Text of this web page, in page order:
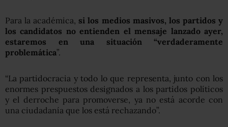
Para la académica, si los medios masivos, los partidos y
los candidatos no entienden el mensaje lanzado ayer,
estaremos en una situación “verdaderamente
problemática”.
“La partidocracia y todo lo que representa, junto con los
enormes prespuestos designados a los partidos políticos
y el derroche para promoverse, ya no está acorde con
una ciudadanía que los está rechazando”.